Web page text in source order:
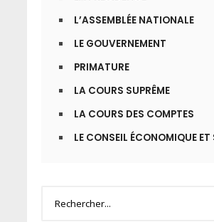
L’ASSEMBLÉE NATIONALE
LE GOUVERNEMENT
PRIMATURE
LA COURS SUPRÊME
LA COURS DES COMPTES
LE CONSEIL ÉCONOMIQUE